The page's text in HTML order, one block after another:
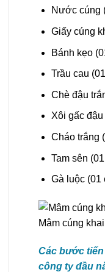
Nước cúng
Giấy cúng
Bánh kẹo
Trầu cau
Chè đậu
Xôi gấc
Cháo trắng
Tam sên
Gà luộc (01
Mâm cúng
Các bước
công ty đầu